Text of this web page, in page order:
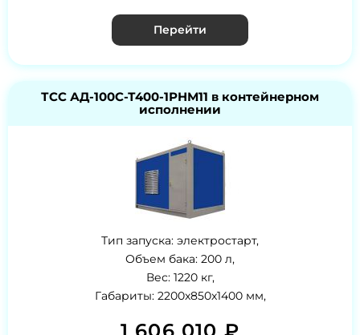
Перейти
ТСС АД-100С-Т400-1РНМ11 в контейнерном
исполнении
Тип запуска: электростарт,
Объем бака: 200 л,
Вес: 1220 кг,
Габариты: 2200x850x1400 мм,